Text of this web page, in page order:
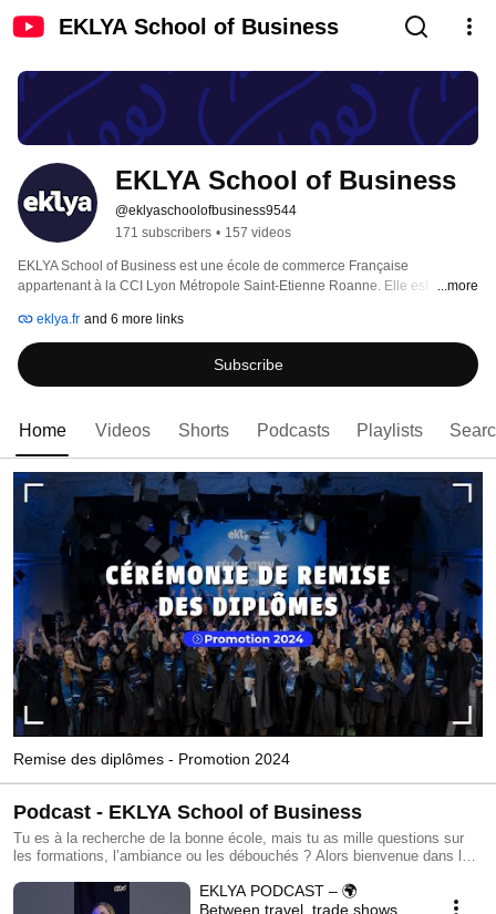
EKLYA School of Business
EKLYA School of Business
@eklyaschoolofbusiness9544
171 subscribers • 157 videos
EKLYA School of Business est une école de commerce Française
appartenant à la CCI Lyon Métropole Saint-Etienne Roanne. Elle est
...more
eklya.fr and 6 more links
Subscribe
Home Videos Shorts Podcasts Playlists
Remise des diplômes - Promotion 2024
Podcast - EKLYA School of Business
Tu es à la recherche de la bonne école, mais tu as mille questions sur
les formations, l’ambiance ou les débouchés ? Alors bienvenue dans le
conseillers, ce sont nos étudiants. Ils te racontent, sans filtre, leur
quotidien, leurs choix de spécialisation, et répondent à toutes tes
EKLYA PODCAST – 🌍
Between travel, trade shows,